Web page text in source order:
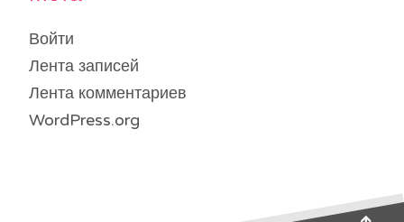
Войти
Лента записей
Лента комментариев
WordPress.org